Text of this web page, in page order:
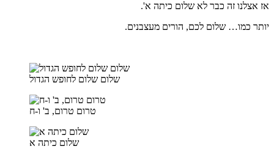
אז אצלנו זה כבר לא שלום כיתה א'.
יותר כמו… שלום לכם, הורים מעצבנים.
שלום שלום לחופש הגדול
טרום טרום, ב' ו-ח
שלום כיתה א